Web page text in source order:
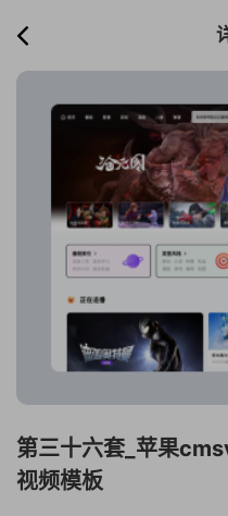
第三十六套_苹果
视频模板